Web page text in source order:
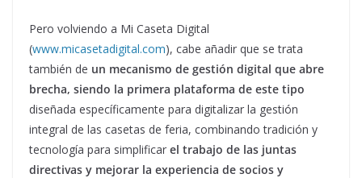
Pero volviendo a Mi Caseta Digital
(www.micasetadigital.com), cabe añadir que se trata
también de un mecanismo de gestión digital que abre
brecha, siendo la primera plataforma de este tipo
diseñada específicamente para digitalizar la gestión
integral de las casetas de feria, combinando tradición y
tecnología para simplificar el trabajo de las juntas
directivas y mejorar la experiencia de socios y